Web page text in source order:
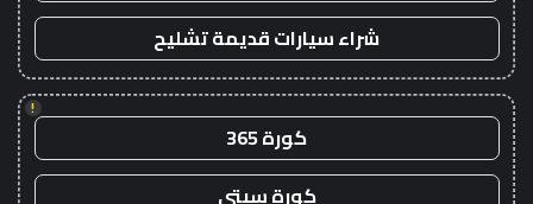
شراء سيارات قديمة تشليح
!
كورة 365
كورة سيتي